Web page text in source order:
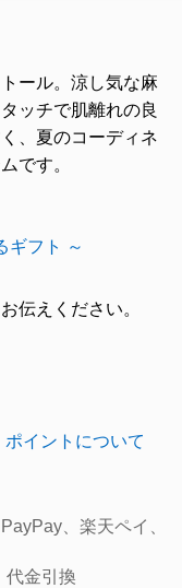
ール。涼し気な麻
ッチで肌離れの良
、夏のコーディネ
です。
ギフト ～
伝えください。
ポイントについて
、楽天ペイ、
代金引換